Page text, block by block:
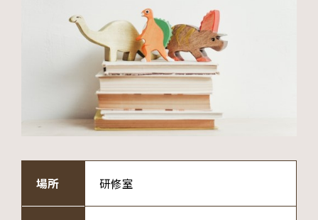
場所 研修室